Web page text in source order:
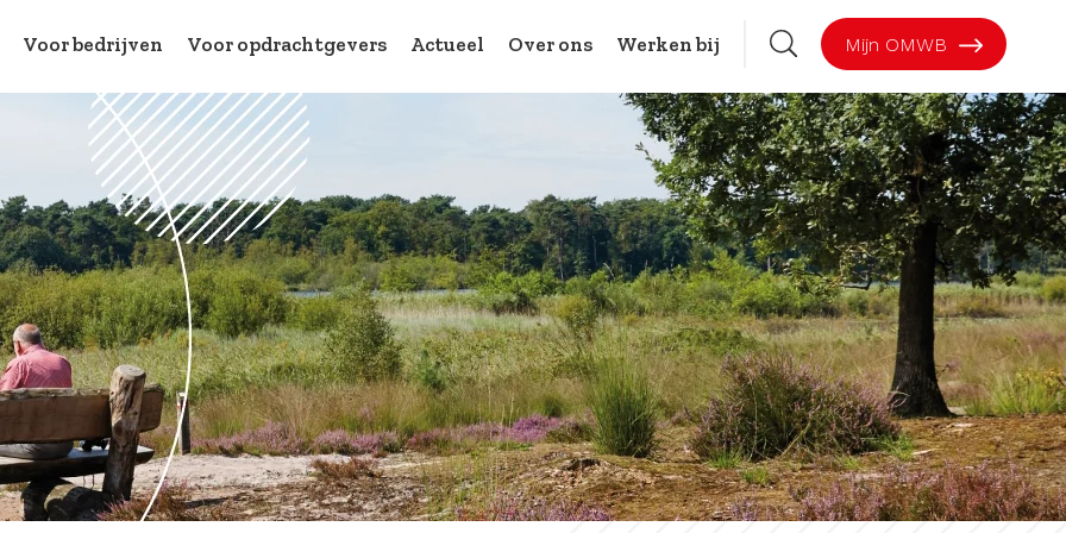
Voor bedrijven Voor opdrachtgevers Actueel Over ons Werken bij Mijn OMWB